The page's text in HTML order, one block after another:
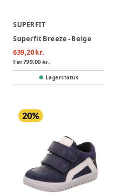
SUPERFIT
Superfit Breeze - Beige
639,20 kr.
Før799,00 kr.
Lagerstatus